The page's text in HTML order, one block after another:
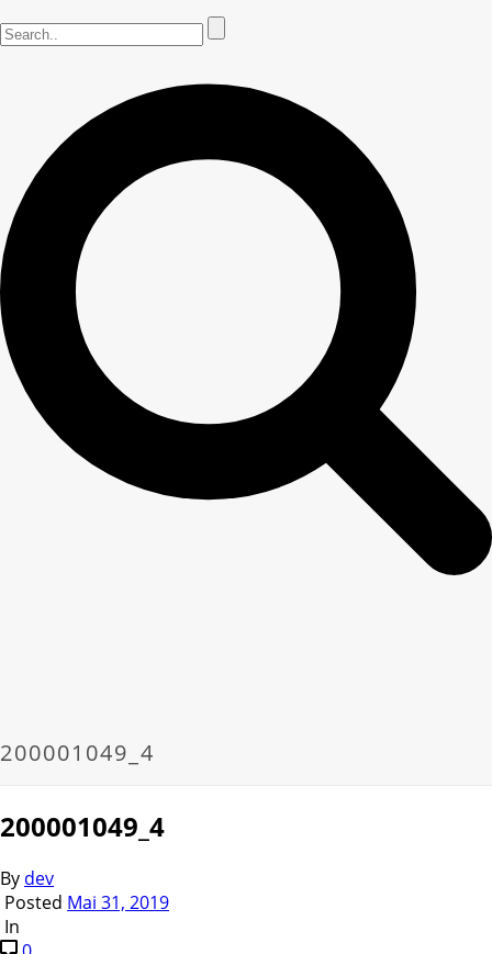
200001049_4
200001049_4
By dev
Posted Mai 31, 2019
In